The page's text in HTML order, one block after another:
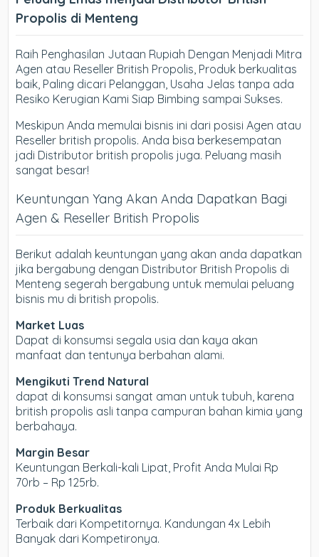
Propolis di Menteng
Raih Penghasilan Jutaan Rupiah Dengan Menjadi Mitra
Agen atau Reseller British Propolis, Produk berkualitas
baik, Paling dicari Pelanggan, Usaha Jelas tanpa ada
Resiko Kerugian Kami Siap Bimbing sampai Sukses.
Meskipun Anda memulai bisnis ini dari posisi Agen atau
Reseller british propolis. Anda bisa berkesempatan
jadi Distributor british propolis juga. Peluang masih
sangat besar!
Keuntungan Yang Akan Anda Dapatkan Bagi
Agen & Reseller British Propolis
Berikut adalah keuntungan yang akan anda dapatkan
jika bergabung dengan Distributor British Propolis di
Menteng segerah bergabung untuk memulai peluang
bisnis mu di british propolis.
Market Luas
Dapat di konsumsi segala usia dan kaya akan
manfaat dan tentunya berbahan alami.
Mengikuti Trend Natural
dapat di konsumsi sangat aman untuk tubuh, karena
british propolis asli tanpa campuran bahan kimia yang
berbahaya.
Margin Besar
Keuntungan Berkali-kali Lipat, Profit Anda Mulai Rp
70rb – Rp 125rb.
Produk Berkualitas
Terbaik dari Kompetitornya. Kandungan 4x Lebih
Banyak dari Kompetironya.